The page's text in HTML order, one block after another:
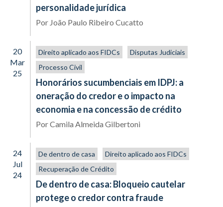
personalidade jurídica
Por João Paulo Ribeiro Cucatto
20
Mar
25
Direito aplicado aos FIDCs
Disputas Judiciais
Processo Civil
Honorários sucumbenciais em IDPJ: a
oneração do credor e o impacto na
economia e na concessão de crédito
PorCamila Almeida Gilbertoni
24
Jul
24
De dentro de casa
Direito aplicado aos FIDCs
Recuperação de Crédito
De dentro de casa: Bloqueio cautelar
protege o credor contra fraude